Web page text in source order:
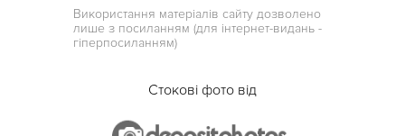
Використання матеріалів сайту дозволено
лише з посиланням (для інтернет-видань -
гіперпосиланням)
Стокові фото від